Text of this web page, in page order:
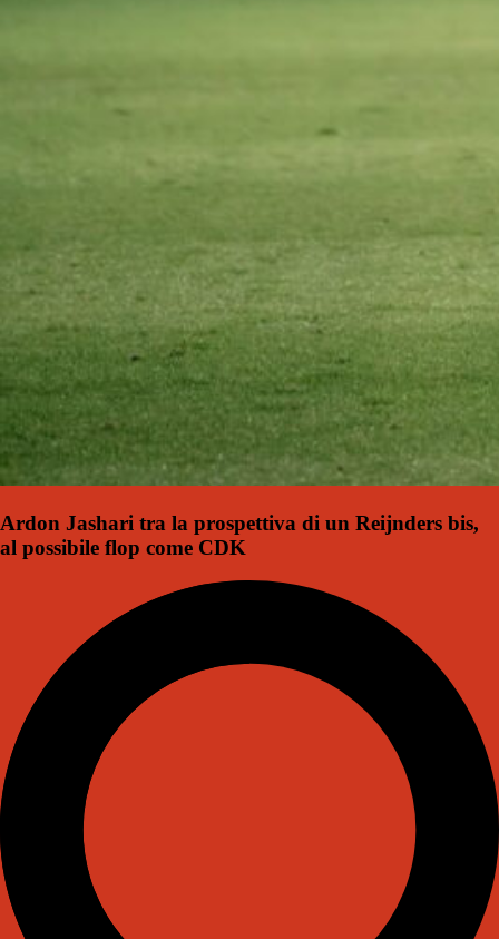
Ardon Jashari tra la prospettiva di un Reijnders bis,
al possibile flop come CDK